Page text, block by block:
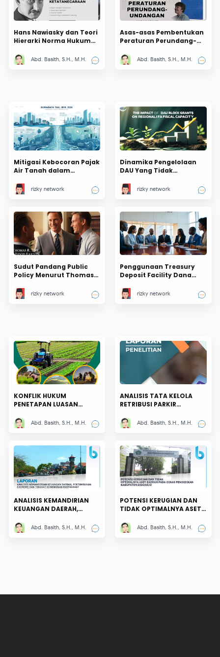
Hans Nawiasky dan Teori
Hierarki Norma Hukum
Ketatanegaraan
Abd. Basith, S.H., M.H.
Asas-asas Pembentukan
Peraturan Perundang-
van der Vlies
Abd. Basith, S.H., M.H.
Mitigasi Kebocoran Pajak
Air Tanah dalam
Kemandirian Fiskal
Daerah: Studi PAD Kota
2024
rizky network
Dinamika Pengelolaan
DAU Yang Tidak
Penggunaannya: antara
fleksibilitas dan
rizky network
Sudut Pandang Public
Policy Menurut Thomas
Easton : Pendekatan
Empiris atau Teoritis !
rizky network
Penggunaan Treasury
Deposit Facility Dana
Kesejahteraan Daerah
rizky network
KONFLIK HUKUM
PENETAPAN LUASAN
PANGAN BERKELANJUTAN
DI KABUPATEN SIDOARJO
Abd. Basith, S.H., M.H.
ANALISIS TATA KELOLA
RETRIBUSI PARKIR
ASLI DAERAH DI
KABUPATEN SIDOARJO
Abd. Basith, S.H., M.H.
ANALISIS KEMANDIRIAN
KEUANGAN DAERAH,
DAN TINGKAT
KEMISKINAN MASYARAKAT
Abd. Basith, S.H., M.H.
POTENSI KERUGIAN DAN
TIDAK OPTIMALNYA ASET
PENDIDIKAN KABUPATEN
SIDOARJO
Abd. Basith, S.H., M.H.